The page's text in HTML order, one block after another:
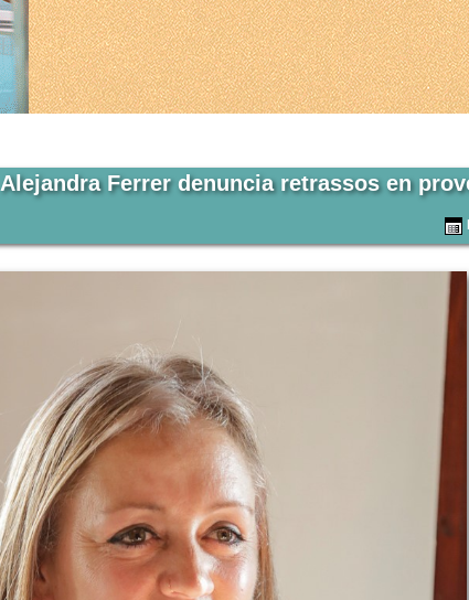
Alejandra Ferrer denuncia retrassos en